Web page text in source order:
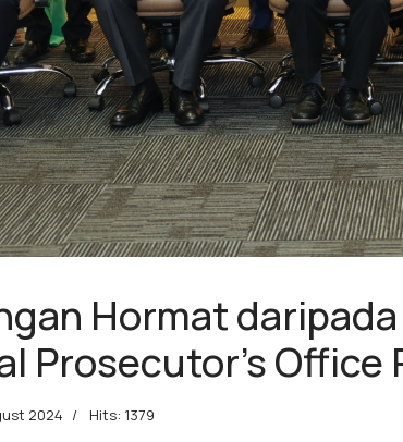
Hormat
Prosecutor’s
2024 Hits: 1379